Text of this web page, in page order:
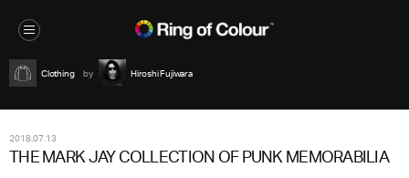
Clothing Hiroshi Fujiwara
2018.07.13
THE MARK JAY COLLECTION OF PUNK MEMORABILIA